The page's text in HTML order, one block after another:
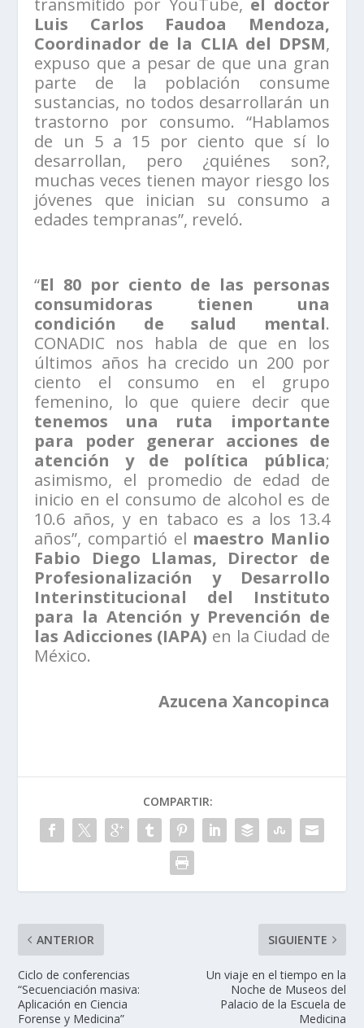
transmitido por YouTube, el doctor
Luis Carlos Faudoa Mendoza,
Coordinador de la CLIA del DPSM,
expuso que a pesar de que una gran
parte de la población consume
sustancias, no todos desarrollarán un
trastorno por consumo. “Hablamos
de un 5 a 15 por ciento que sí lo
desarrollan, pero ¿quiénes son?,
muchas veces tienen mayor riesgo los
jóvenes que inician su consumo a
edades tempranas”, reveló.
“El 80 por ciento de las personas
consumidoras tienen una
condición de salud mental.
CONADIC nos habla de que en los
últimos años ha crecido un 200 por
ciento el consumo en el grupo
femenino, lo que quiere decir que
tenemos una ruta importante
para poder generar acciones de
atención y de política pública;
asimismo, el promedio de edad de
inicio en el consumo de alcohol es de
10.6 años, y en tabaco es a los 13.4
años”, compartió el maestro Manlio
Fabio Diego Llamas, Director de
Profesionalización y Desarrollo
Interinstitucional del Instituto
para la Atención y Prevención de
las Adicciones (IAPA) en la Ciudad de
México.
Azucena Xancopinca
COMPARTIR:
ANTERIOR
Ciclo de conferencias
“Secuenciación masiva:
Aplicación en Ciencia
Forense y Medicina”
SIGUIENTE
Un viaje en el tiempo en la
Noche de Museos del
Palacio de la Escuela de
Medicina